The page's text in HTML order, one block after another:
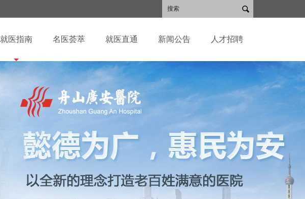
就医指南 名医荟萃 就医直通 新闻公告 人才招聘